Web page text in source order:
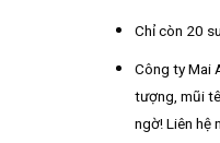
Chỉ còn 20
Công ty Mai
tượng, mũi
ngờ! Liên hệ